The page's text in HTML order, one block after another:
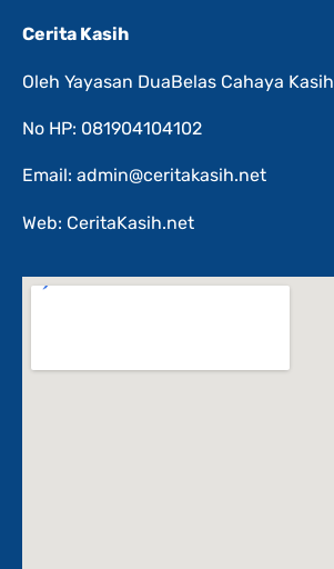
Cerita Kasih
Oleh Yayasan DuaBelas Cahaya Kasih
No HP: 081904104102
Email: admin@ceritakasih.net
Web: CeritaKasih.net